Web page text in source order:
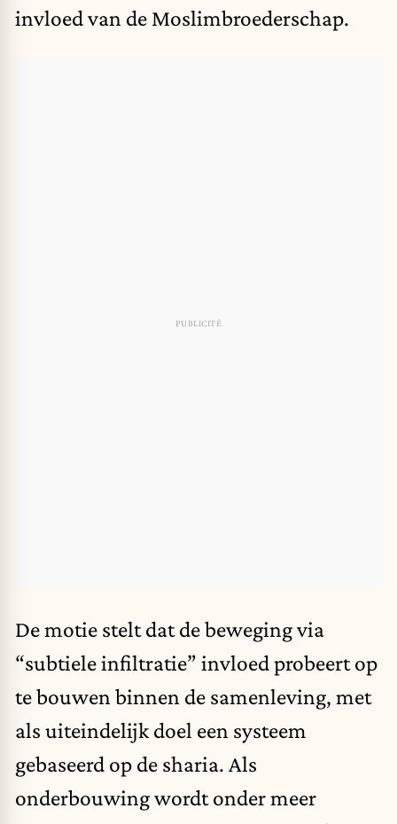
invloed van de Moslimbroederschap.
De motie stelt dat de beweging via
“subtiele infiltratie” invloed probeert op
te bouwen binnen de samenleving, met
als uiteindelijk doel een systeem
gebaseerd op de sharia. Als
onderbouwing wordt onder meer